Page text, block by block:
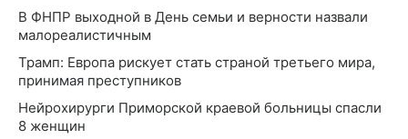
В ФНПР выходной в День семьи и верности назвали
малореалистичным
Трамп: Европа рискует стать страной третьего мира,
принимая преступников
Нейрохирурги Приморской краевой больницы спасли
8 женщин